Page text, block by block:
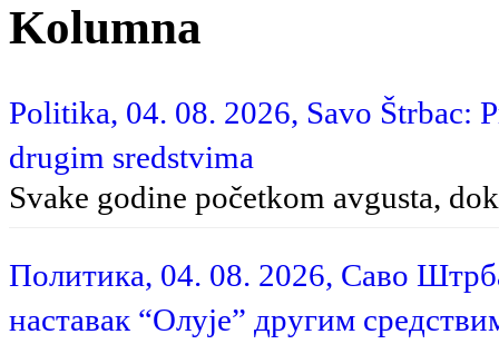
Kolumna
Politika, 04. 08. 2026, Savo Štrbac:
drugim sredstvima
Svake godine početkom avgusta,
Политика, 04. 08. 2026, Саво
наставак “Олује” другим